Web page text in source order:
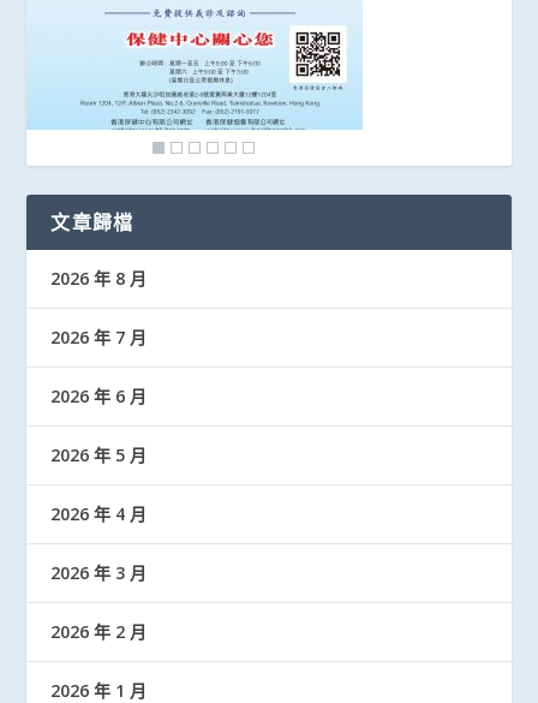
文章歸檔
2026 年 8 月
2026 年 7 月
2026 年 6 月
2026 年 5 月
2026 年 4 月
2026 年 3 月
2026 年 2 月
2026 年 1 月